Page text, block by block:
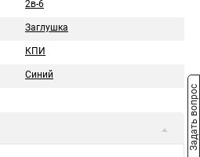
2в-6
Заглушка
КПИ
Синий
Задать вопрос